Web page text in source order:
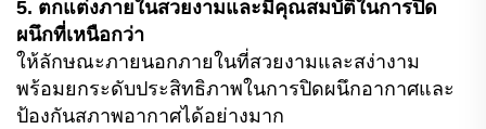
5. ตกแต่งภายในสวยงามและมีคุณสมบัติในการปิด
ผนึกที่เหนือกว่า
ให้ลักษณะภายนอกภายในที่สวยงามและสง่างาม
พร้อมยกระดับประสิทธิภาพในการปิดผนึกอากาศและ
ป้องกันสภาพอากาศได้อย่างมาก